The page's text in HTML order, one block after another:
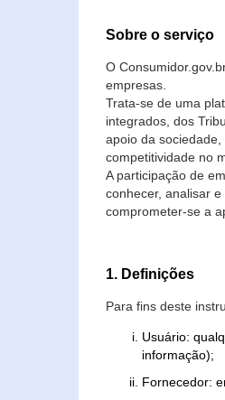
Sobre o serviço
O
empresas.
Trata-se de uma
integrados, dos
apoio da
competitividade no
A participação de
conhecer, analisar
comprometer-se a
1. Definições
Para fins deste
Usuário:
informação);
Fornecedor: